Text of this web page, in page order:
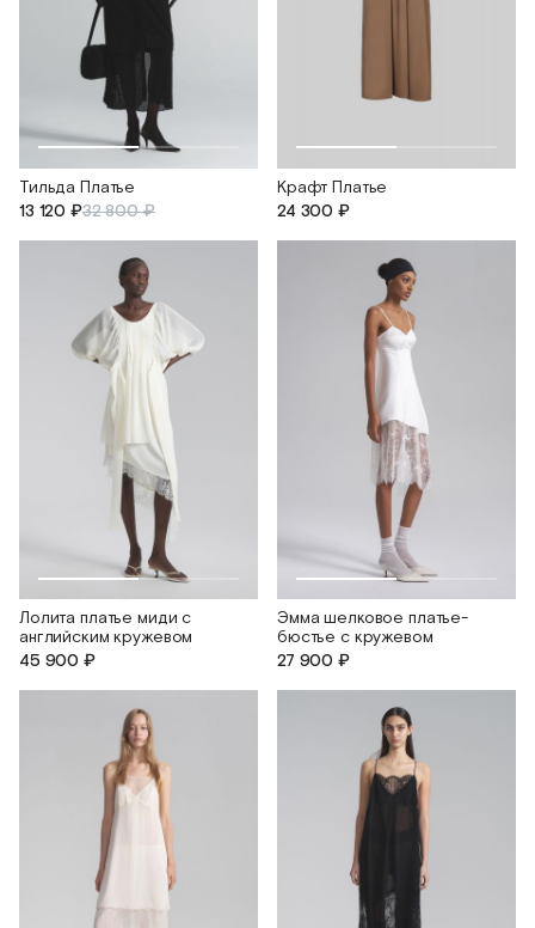
Тильда Платье
13 120 ₽32 800 ₽
Крафт Платье
24 300 ₽
Лолита платье миди с
английским кружевом
45 900 ₽
Эмма шелковое платье-
бюстье с кружевом
27 900 ₽